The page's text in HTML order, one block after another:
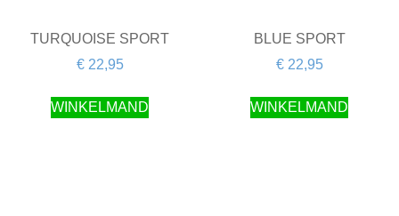
TURQUOISE SPORT
€22,95
WINKELMAND
BLUE SPORT
€22,95
WINKELMAND